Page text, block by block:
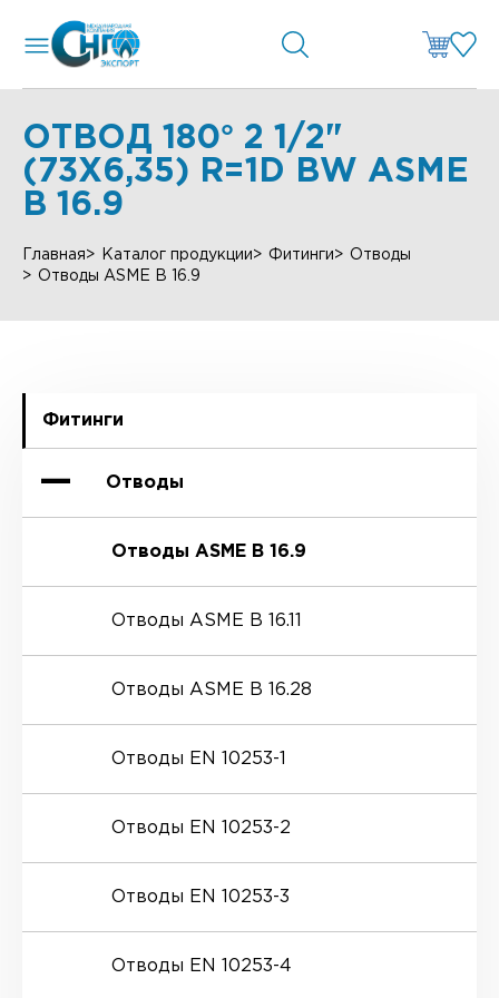
ОТВОД 180° 2 1/2"
(73Х6,35) R=1D BW ASME
B 16.9
Главная Каталог продукции Фитинги
Отводы
Отводы ASME B 16.9
Фитинги
Отводы
Отводы ASME B 16.9
Отводы ASME B 16.11
Отводы ASME B 16.28
Отводы EN 10253-1
Отводы EN 10253-2
Отводы EN 10253-3
Отводы EN 10253-4